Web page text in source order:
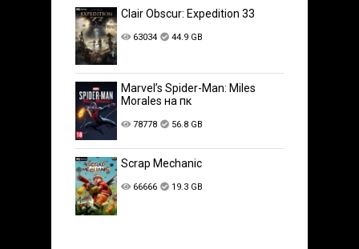
Clair Obscur: Expedition 33
63034 44.9 GB
Marvel’s Spider-Man: Miles
Morales на пк
78778 56.8 GB
Scrap Mechanic
66666 19.3 GB